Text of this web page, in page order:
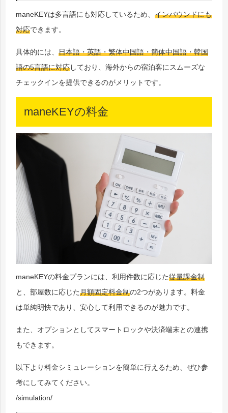
maneKEYは多言語にも対応しているため、インバウンドにも
対応できます。
具体的には、日本語・英語・繁体中国語・簡体中国語・韓国
語の5言語に対応しており、海外からの宿泊客にスムーズな
チェックインを提供できるのがメリットです。
maneKEYの料金
maneKEYの料金プランには、利用件数に応じた従量課金制
と、部屋数に応じた月額固定料金制の2つがあります。料金
は単純明快であり、安心して利用できるのが魅力です。
また、オプションとしてスマートロックや決済端末との連携
もできます。
以下より料金シミュレーションを簡単に行えるため、ぜひ参
考にしてみてください。
/simulation/